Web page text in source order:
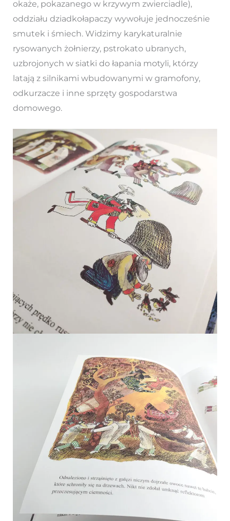
okaże, pokazanego w krzywym zwierciadle),
oddziału dziadkołapaczy wywołuje jednocześnie
smutek i śmiech. Widzimy karykaturalnie
rysowanych żołnierzy, pstrokato ubranych,
uzbrojonych w siatki do łapania motyli, którzy
latają z silnikami wbudowanymi w gramofony,
odkurzacze i inne sprzęty gospodarstwa
domowego.